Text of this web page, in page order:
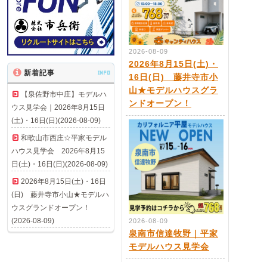
新着記事 INFO
【泉佐野市中庄】モデルハ
ウス見学会｜2026年8月15日
(土)・16日(日)(2026-08-09)
和歌山市西庄☆平家モデル
ハウス見学会 2026年8月15
日(土)・16日(日)(2026-08-09)
2026年8月15日(土)・16日
(日) 藤井寺市小山★モデルハ
ウスグランドオープン！
(2026-08-09)
2026-08-09
2026年8月15日(土)・
16日(日) 藤井寺市小
山★モデルハウスグラ
ンドオープン！
2026-08-09
泉南市信達牧野｜平家
モデルハウス見学会